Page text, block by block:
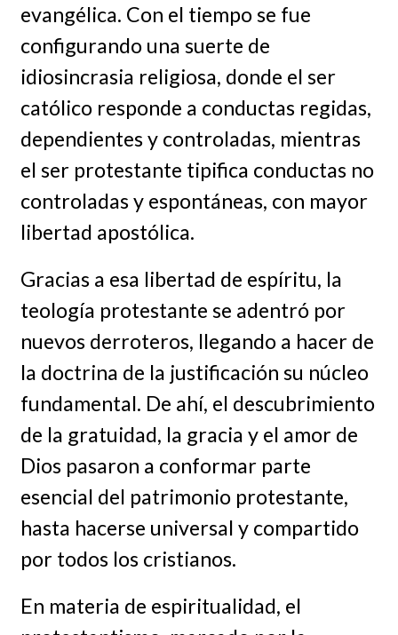
evangélica. Con el tiempo se fue
configurando una suerte de
idiosincrasia religiosa, donde el ser
católico responde a conductas regidas,
dependientes y controladas, mientras
el ser protestante tipifica conductas no
controladas y espontáneas, con mayor
libertad apostólica.
Gracias a esa libertad de espíritu, la
teología protestante se adentró por
nuevos derroteros, llegando a hacer de
la doctrina de la justificación su núcleo
fundamental. De ahí, el descubrimiento
de la gratuidad, la gracia y el amor de
Dios pasaron a conformar parte
esencial del patrimonio protestante,
hasta hacerse universal y compartido
por todos los cristianos.
En materia de espiritualidad, el